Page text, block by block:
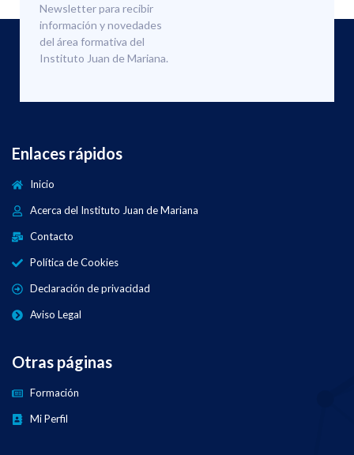
Newsletter para recibir
información y novedades
del área formativa del
Instituto Juan de Mariana.
Enlaces rápidos
Inicio
Acerca del Instituto Juan de Mariana
Contacto
Política de Cookies
Declaración de privacidad
Aviso Legal
Otras páginas
Formación
Mi Perfil